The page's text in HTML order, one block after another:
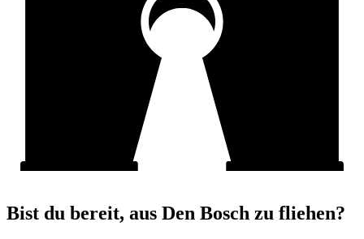
Bist du bereit, aus Den Bosch zu fliehen?